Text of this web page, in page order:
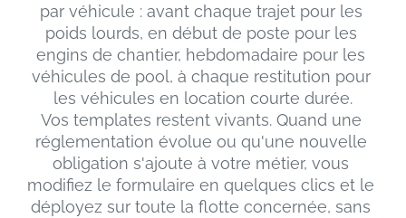
par véhicule : avant chaque trajet pour les
poids lourds, en début de poste pour les
engins de chantier, hebdomadaire pour les
véhicules de pool, à chaque restitution pour
les véhicules en location courte durée.
Vos templates restent vivants. Quand une
réglementation évolue ou qu'une nouvelle
obligation s'ajoute à votre métier, vous
modifiez le formulaire en quelques clics et le
déployez sur toute la flotte concernée, sans